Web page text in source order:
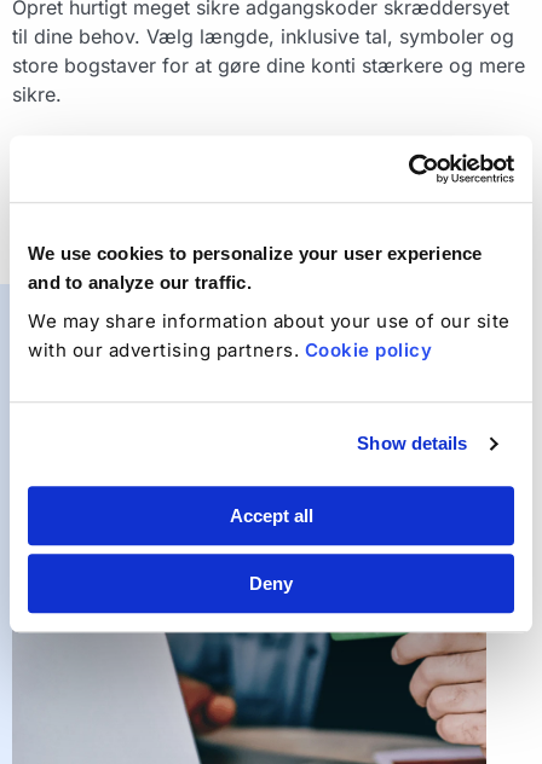
We use cookies to personalize your user experience
and to analyze our traffic.
We may share information about your use of our site
with our advertising partners. Cookie policy
Show details
Accept all
Deny
Opret hurtigt meget sikre adgangskoder skræddersyet
til dine behov. Vælg længde, inklusive tal, symboler og
store bogstaver for at gøre dine konti stærkere og mere
sikre.